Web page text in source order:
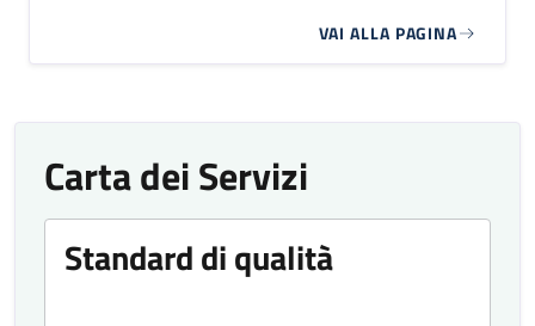
VAI ALLA PAGINA
Carta dei Servizi
Standard di qualità